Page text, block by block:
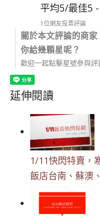
平均5/最佳5
1位網友投票評論
關於本文評論的商
你給幾顆星呢？
歡迎一起點擊星號參與評
延伸閱讀
1/11快閃特賣，
飯店台南、蘇澳